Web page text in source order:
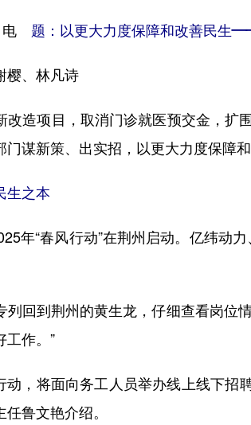
电 题：以更大力度保障和改善民生
、林凡诗
造项目，取消门诊就医预交金，扩
谋新策、出实招，以更大力度保障
生之本
“春风行动”在荆州启动。亿纬动力
到荆州的黄生龙，仔细查看岗位情
工作。”
，将面向务工人员举办线上线下招
鲁文艳介绍。